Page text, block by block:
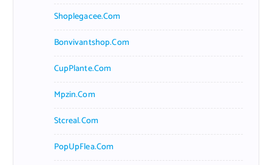
Shoplegacee.com
Bonvivantshop.com
CupPlante.com
Mpzin.com
Stcreal.com
PopUpFlea.com